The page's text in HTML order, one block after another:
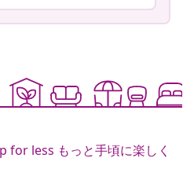
for less もっと手頃に楽しく